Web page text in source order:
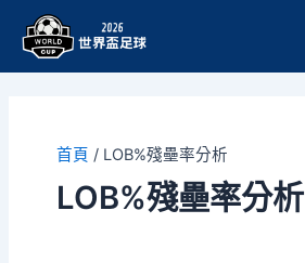
首頁 / LOB%殘壘率分析
LOB%殘壘率分析